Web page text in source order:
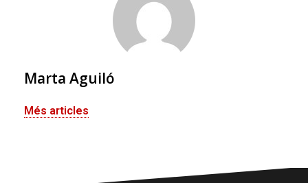
Marta Aguiló
Més articles